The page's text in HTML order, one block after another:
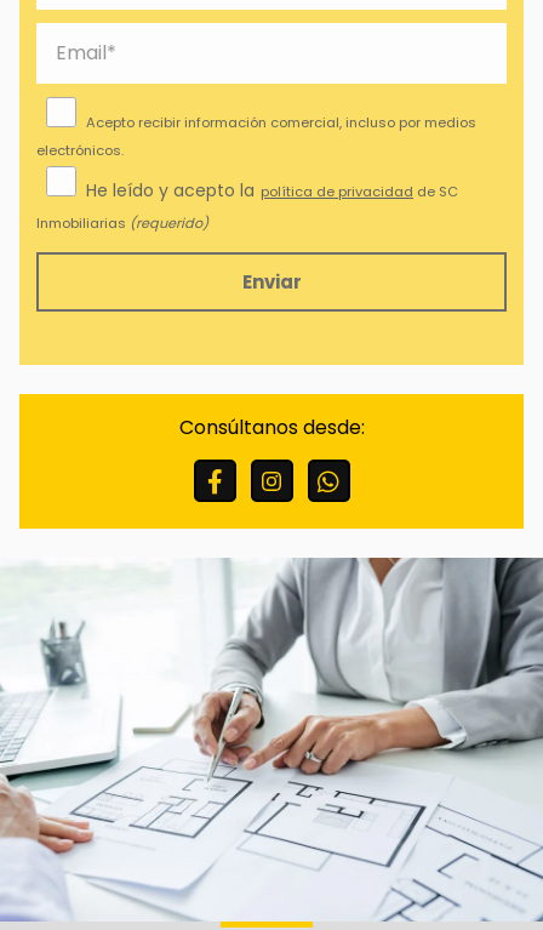
Acepto recibir información comercial, incluso por medios
electrónicos.
He leído y acepto la política de privacidad de SC
Inmobiliarias (requerido)
electrónicos.
Legitimación:Consentimiento del interesado.
Puede retirar su consentimiento en
cualquier momento, así como acceder,
rectificar, suprimir sus datos y demás derechos
en info@scinmobiliarias.com .
Información Adicional:
Puede ampliar la
información en el enlace de Avisos Legales.
Consúltanos desde:
Crea una